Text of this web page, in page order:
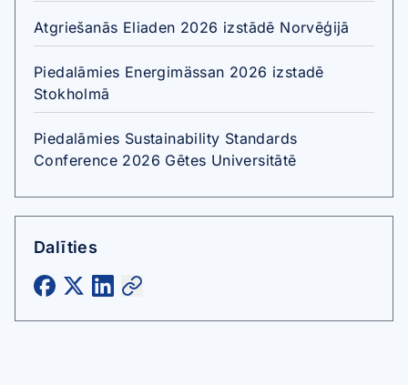
Atgriešanās Eliaden 2026 izstādē Norvēģijā
Piedalāmies Energimässan 2026 izstadē
Stokholmā
Piedalāmies Sustainability Standards
Conference 2026 Gētes Universitātē
Dalīties